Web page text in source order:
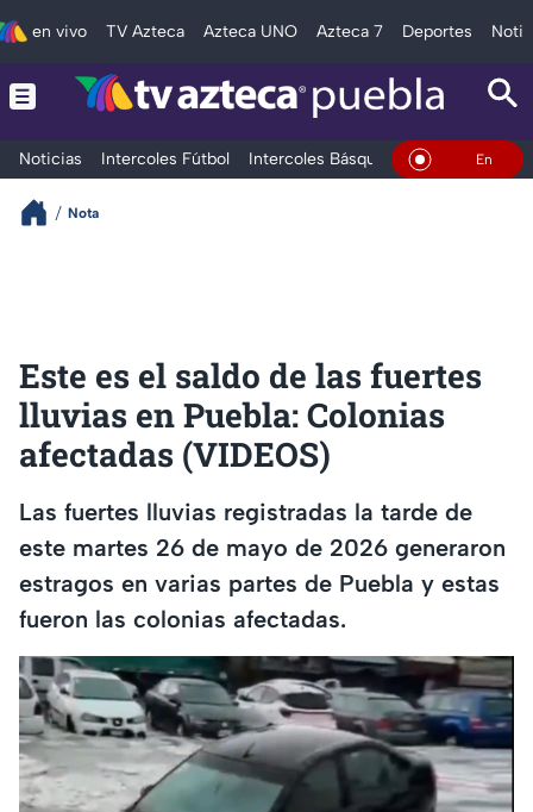
en vivo TV Azteca Azteca UNO Azteca 7 Deportes
Noticias Intercoles Fútbol Intercoles Básquetbol Deportes
En Vivo
Nota
Este es el saldo de las fuertes
lluvias en Puebla: Colonias
afectadas (VIDEOS)
Las fuertes lluvias registradas la tarde de
este martes 26 de mayo de 2026 generaron
estragos en varias partes de Puebla y estas
fueron las colonias afectadas.